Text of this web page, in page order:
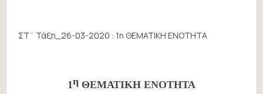
ΣΤ΄ Τάξη_26-03-2020 : 1η ΘΕΜΑΤΙΚΗ ΕΝΟΤΗΤΑ
1η ΘΕΜΑΤΙΚΗ ΕΝΟΤΗΤΑ